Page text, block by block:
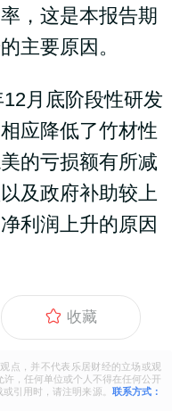
，这是本报告期
主要原因。
月底阶段性研发
应降低了竹材性
的亏损额有所减
及政府补助较上
利润上升的原因
收藏
点，并不代表乐居财经的立场或观
，任何单位或个人不得在任何公开
引用时，请注明来源。 联系方式：